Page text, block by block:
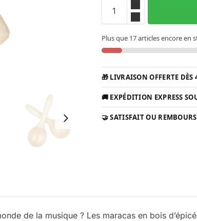
Plus que 17 articles encore en
🎁 LIVRAISON OFFERTE DÈS
🚚 EXPÉDITION EXPRESS
🤝 SATISFAIT OU
de la musique ? Les maracas en bois